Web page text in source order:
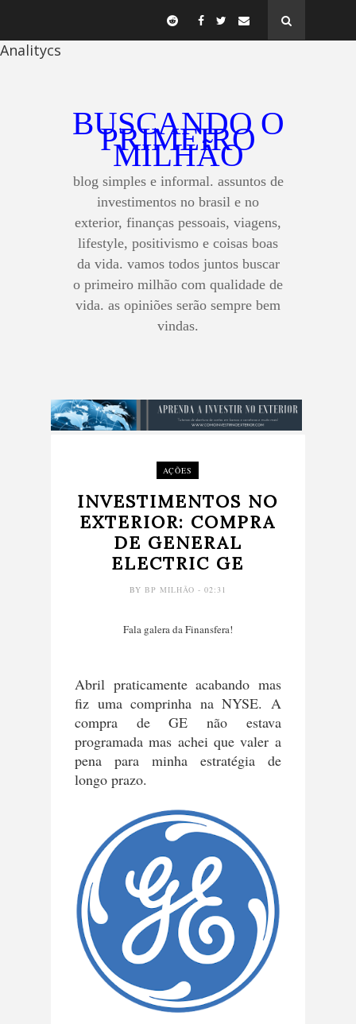
Analitycs
BUSCANDO O
PRIMEIRO
MILHÃO
blog simples e informal. assuntos de
investimentos no brasil e no
exterior, finanças pessoais, viagens,
lifestyle, positivismo e coisas boas
da vida. vamos todos juntos buscar
o primeiro milhão com qualidade de
vida. as opiniões serão sempre bem
vindas.
AÇÕES
INVESTIMENTOS NO
EXTERIOR: COMPRA
DE GENERAL
ELECTRIC GE
BY BP MILHÃO - 02:31
Fala galera da Finansfera!
Abril praticamente acabando mas
fiz uma comprinha na NYSE. A
compra de GE não estava
programada mas achei que valer a
pena para minha estratégia de
longo prazo.